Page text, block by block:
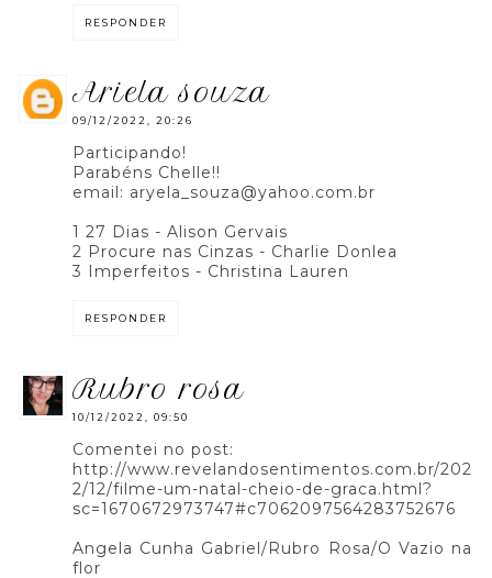
RESPONDER
ariela souza
09/12/2022, 20:26
Participando!
Parabéns Chelle!!
email: aryela_souza@yahoo.com.br
1 27 Dias - Alison Gervais
2 Procure nas Cinzas - Charlie Donlea
3 Imperfeitos - Christina Lauren
RESPONDER
rubro rosa
10/12/2022, 09:50
Comentei no post:
http://www.revelandosentimentos.com.br/202
2/12/filme-um-natal-cheio-de-graca.html?
sc=1670672973747#c7062097564283752676
Angela Cunha Gabriel/Rubro Rosa/O Vazio na
flor